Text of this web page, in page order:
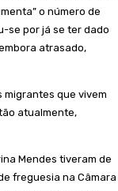
o número de
se por já se ter dado
atrasado,
migrantes que vivem
atualmente,
Mendes tiveram de
freguesia na Câmara